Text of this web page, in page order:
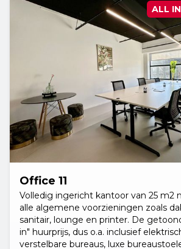
Office 11
Volledig ingericht kantoor van 25 m2
alle algemene voorzieningen zoals
sanitair, lounge en printer. De
in" huurprijs, dus o.a. inclusief
verstelbare bureaus, luxe
ALL